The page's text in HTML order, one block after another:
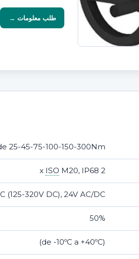
طلب معلومات →
25-45-75-100-150-300Nm
2 x
ISO M20, IP68
(125-320V DC), 24V AC/DC
50%
(de -10ºC a +40ºC)